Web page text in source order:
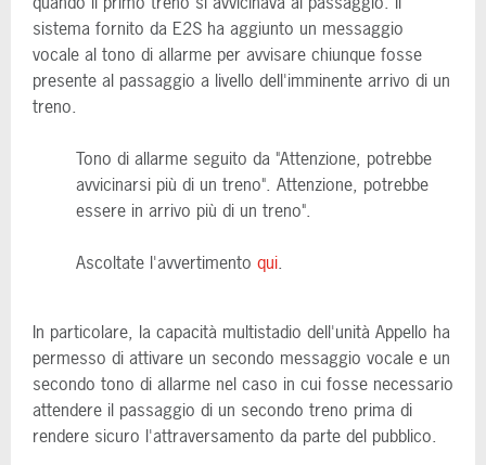
sistema fornito da E2S ha aggiunto un messaggio
vocale al tono di allarme per avvisare chiunque fosse
presente al passaggio a livello dell'imminente arrivo di un
treno.
Tono di allarme seguito da "Attenzione, potrebbe
avvicinarsi più di un treno". Attenzione, potrebbe
essere in arrivo più di un treno".
Ascoltate l'avvertimento qui.
In particolare, la capacità multistadio dell'unità Appello ha
permesso di attivare un secondo messaggio vocale e un
secondo tono di allarme nel caso in cui fosse necessario
attendere il passaggio di un secondo treno prima di
rendere sicuro l'attraversamento da parte del pubblico.